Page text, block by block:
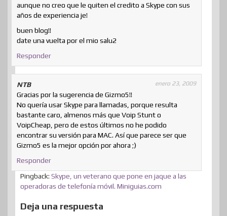
aunque no creo que le quiten el credito a Skype con sus
años de experiencia je!
buen blog!!
date una vuelta por el mio salu2
Responder
NTB enero 23, 2009
Gracias por la sugerencia de Gizmo5!!
No quería usar Skype para llamadas, porque resulta
bastante caro, almenos más que Voip Stunt o
VoipCheap, pero de estos últimos no he podido
encontrar su versión para MAC. Así que parece ser que
Gizmo5 es la mejor opción por ahora ;)
Responder
Pingback: Skype, un veterano que pone en jaque a las
operadoras de telefonía móvil. Miniguias.com
Deja una respuesta